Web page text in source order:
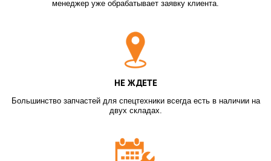
менеджер уже обрабатывает заявку клиента.
НЕ ЖДЕТЕ
Большинство запчастей для спецтехники всегда есть в наличии на
двух складах.